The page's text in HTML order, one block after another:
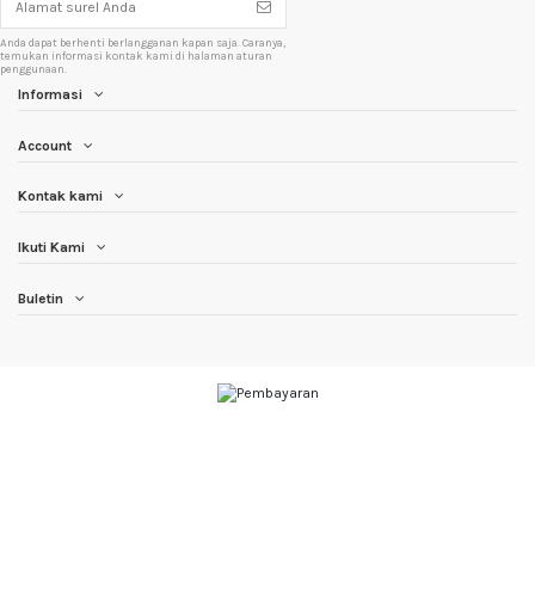
Anda dapat berhenti berlangganan kapan saja. Caranya,
temukan informasi kontak kami di halaman aturan
penggunaan.
Informasi
Account
Kontak kami
Ikuti Kami
Buletin